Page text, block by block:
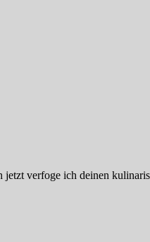
verfoge ich deinen